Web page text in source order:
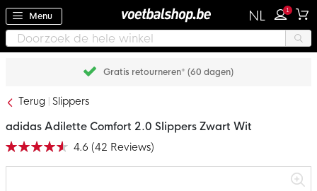
Menu NL 1
Gratis retourneren* (60 dagen)
Terug Slippers
adidas Adilette Comfort 2.0 Slippers Zwart Wit
Waardering: 4.6 (42 Reviews)